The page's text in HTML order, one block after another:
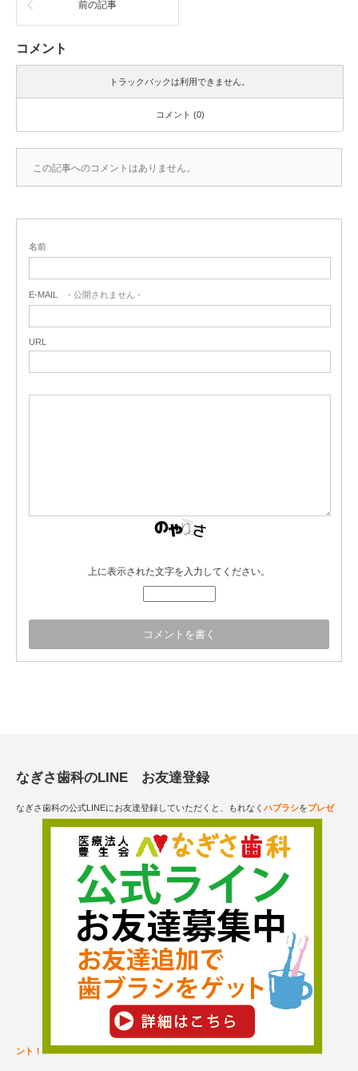
前の記事
コメント
トラックバックは利用できません。
コメント (0)
この記事へのコメントはありません。
名前
E-MAIL - 公開されません -
URL
上に表示された文字を入力してください。
なぎさ歯科のLINE お友達登録
なぎさ歯科の公式LINEにお友達登録していただくと、もれなく ハブラシをプレゼ
ント！